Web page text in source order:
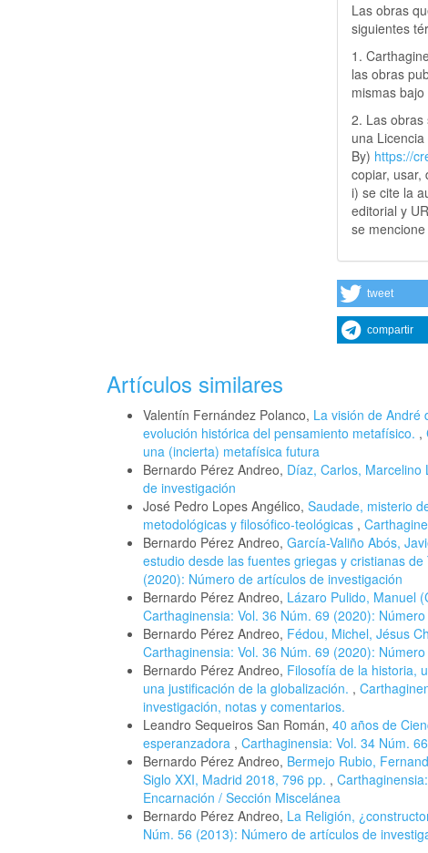
Las obras
siguientes
1.
las obras
mismas
2. Las obras
una
By) https://
copiar, usar,
i) se cite la
editorial y
se
tweet
compartir
Artículos similares
Valentín Fernández Polanco, La visión de André
evolución histórica del pensamiento metafísico. ,
una (incierta) metafísica futura
Bernardo Pérez Andreo, Díaz, Carlos, Marcelino
de investigación
José Pedro Lopes Angélico, Saudade, misterio
metodológicas y filosófico-teológicas ,
Bernardo Pérez Andreo, García-Valiño Abós,
estudio desde las fuentes griegas y cristianas de
(2020): Número de artículos de investigación
Bernardo Pérez Andreo, Lázaro Pulido, Manuel
Carthaginensia: Vol. 36 Núm. 69 (2020):
Bernardo Pérez Andreo, Fédou, Michel, Jésus
Carthaginensia: Vol. 36 Núm. 69 (2020):
Bernardo Pérez Andreo, Filosofía de la historia,
una justificación de la globalización. ,
investigación, notas y comentarios.
Leandro Sequeiros San Román, 40 años de
esperanzadora , Carthaginensia: Vol. 34 Núm.
Bernardo Pérez Andreo, Bermejo Rubio,
Siglo XXI, Madrid 2018, 796 pp. ,
Encarnación / Sección Miscelánea
Bernardo Pérez Andreo, La Religión,
Núm. 56 (2013): Número de artículos de